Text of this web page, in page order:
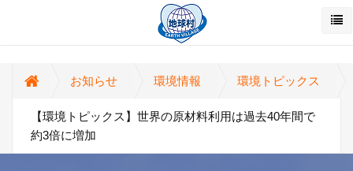
お知らせ 環境情報 環境トピックス
【環境トピックス】世界の原材料利用は過去40年間で
約3倍に増加